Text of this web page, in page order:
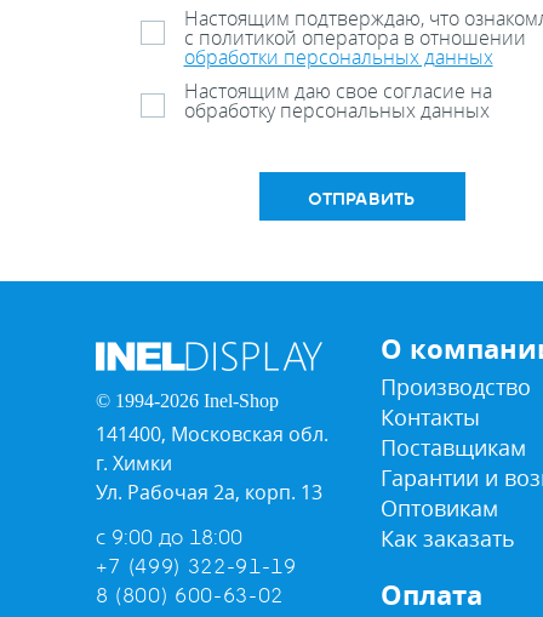
Настоящим подтверждаю, что
с политикой оператора в отношении
обработки персональных данных
Настоящим даю свое согласие на
обработку персональных данных
ОТПРАВИТЬ
© 1994-2026 Inel-Shop
141400, Московская обл.
г. Химки
Ул. Рабочая 2а, корп. 13
с 9:00 до 18:00
+7 (499) 322-91-19
8 (800) 600-63-02
О
Производство
Контакты
Поставщикам
Гарантии и
Оптовикам
Как заказать
Оплата